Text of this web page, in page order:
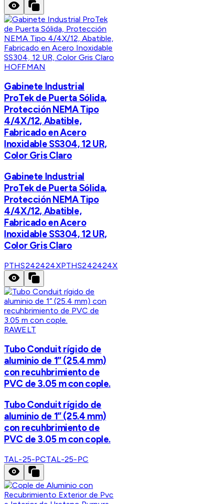
HOFFMAN
Gabinete Industrial
ProTek de Puerta Sólida,
Protección NEMA Tipo
4/4X/12, Abatible,
Fabricado en Acero
Inoxidable SS304, 12 UR,
Color Gris Claro
Gabinete Industrial
ProTek de Puerta Sólida,
Protección NEMA Tipo
4/4X/12, Abatible,
Fabricado en Acero
Inoxidable SS304, 12 UR,
Color Gris Claro
PTHS242424XPTHS242424X
RAWELT
Tubo Conduit rígido de
aluminio de 1” (25.4 mm)
con recuhbrimiento de
PVC de 3.05 m con cople.
Tubo Conduit rígido de
aluminio de 1” (25.4 mm)
con recuhbrimiento de
PVC de 3.05 m con cople.
TAL-25-PCTAL-25-PC